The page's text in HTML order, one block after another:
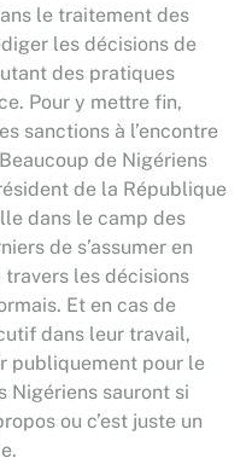
le traitement des
les décisions de
des pratiques
Pour y mettre fin,
sanctions à l’encontre
de Nigériens
de la République
dans le camp des
de s’assumer en
les décisions
Et en cas de
dans leur travail,
publiquement pour le
Nigériens sauront si
ou c’est juste un